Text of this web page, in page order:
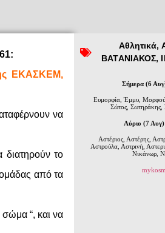
ΕΚΑΣΚΕΜ,
να
διατηρούν το
από τα
σώμα “, και να
Αθλητικά,
ΒΑΤΑΝΙΑΚΟΣ,
Σήμερα (6
Ευμορφία, Έμμυ,
Σώτος, Σωτηράκης,
Αύριο (7 Αυγ)
Αστέριος, Αστέρης,
Αστρούλα, Αστρινή,
Νικάνωρ,